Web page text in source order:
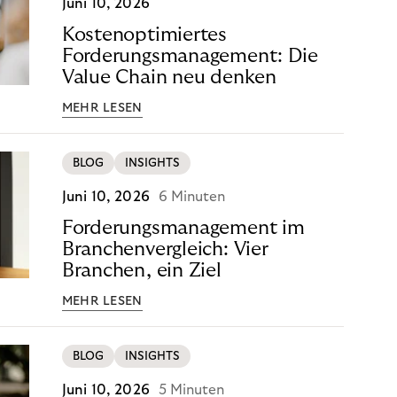
Juni 10, 2026
Kostenoptimiertes
Forderungsmanagement: Die
Value Chain neu denken
MEHR LESEN
BLOG INSIGHTS
Juni 10, 2026 6 Minuten
Forderungsmanagement im
Branchenvergleich: Vier
Branchen, ein Ziel
MEHR LESEN
BLOG INSIGHTS
Juni 10, 2026 5 Minuten